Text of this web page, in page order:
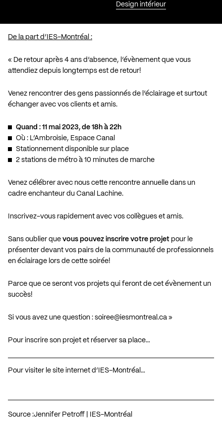
Design intérieur
De la part d’IES-Montréal :
« De retour après 4 ans d’absence, l’évènement que vous
attendiez depuis longtemps est de retour!
Venez rencontrer des gens passionnés de l’éclairage et surtout
échanger avec vos clients et amis.
Quand : 11 mai 2023, de 18h à 22h
Où : L’Ambroisie, Espace Canal
Stationnement disponible sur place
2 stations de métro à 10 minutes de marche
Venez célébrer avec nous cette rencontre annuelle dans un
cadre enchanteur du Canal Lachine.
Inscrivez-vous rapidement avec vos collègues et amis.
Sans oublier que vous pouvez inscrire votre projet pour le
présenter devant vos pairs de la communauté de professionnels
en éclairage lors de cette soirée!
Parce que ce seront vos projets qui feront de cet évènement un
succès!
Si vous avez une question : soiree@iesmontreal.ca »
Pour inscrire son projet et réserver sa place…
Pour visiter le site internet d’IES-Montréal…
Source :Jennifer Petroff | IES-Montréal